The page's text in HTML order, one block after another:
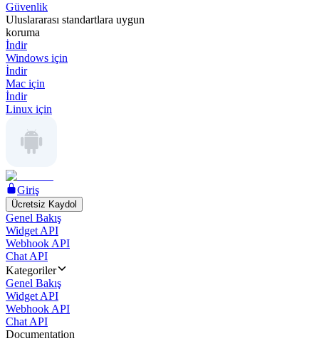
Güvenlik
Uluslararası standartlara uygun
koruma
İndir
Windows için
İndir
Mac için
İndir
Linux için
Giriş
Ücretsiz Kaydol
Genel Bakış
Widget API
Webhook API
Chat API
Kategoriler
Genel Bakış
Widget API
Webhook API
Chat API
Documentation